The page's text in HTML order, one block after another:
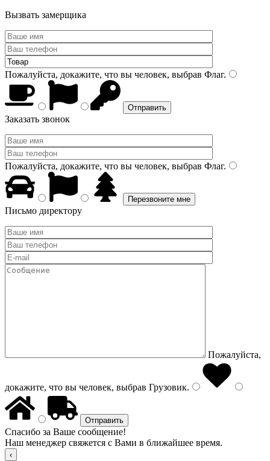
Вызвать замерщика
Пожалуйста, докажите, что вы человек, выбрав Флаг.
Заказать звонок
Пожалуйста, докажите, что вы человек, выбрав Флаг.
Письмо директору
Пожалуйста,
докажите, что вы человек, выбрав Грузовик.
Спасибо за Ваше сообщение!
Наш менеджер свяжется с Вами в ближайшее время.